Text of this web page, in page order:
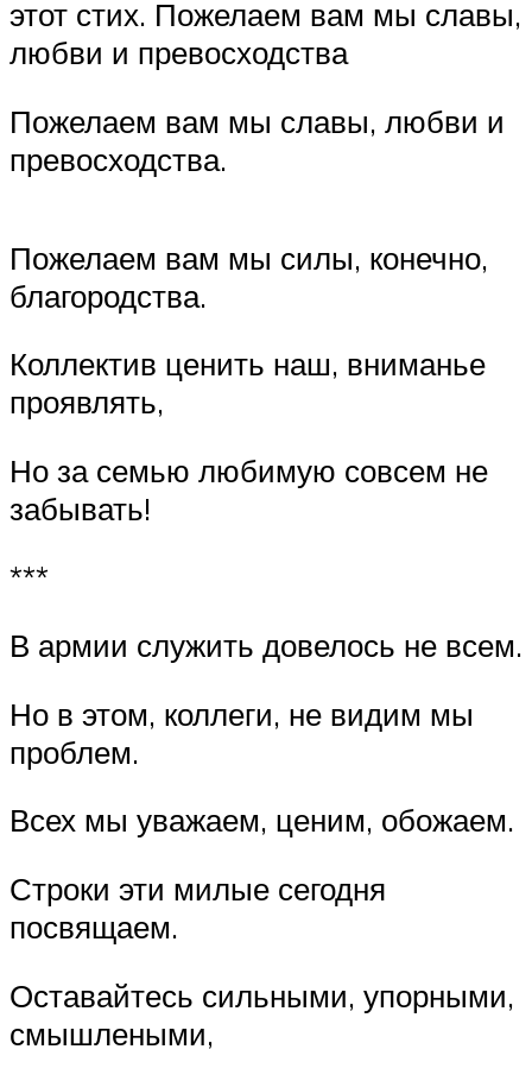
этот стих. Пожелаем вам мы славы,
любви и превосходства
Пожелаем вам мы славы, любви и
превосходства.
Пожелаем вам мы силы, конечно,
благородства.
Коллектив ценить наш, вниманье
проявлять,
Но за семью любимую совсем не
забывать!
***
В армии служить довелось не всем.
Но в этом, коллеги, не видим мы
проблем.
Всех мы уважаем, ценим, обожаем.
Строки эти милые сегодня
посвящаем.
Оставайтесь сильными, упорными,
смышлеными,